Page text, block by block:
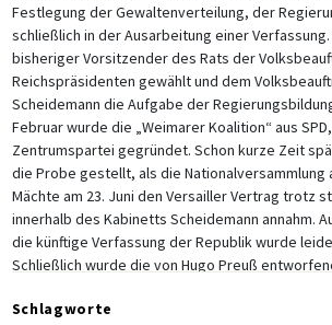
Festlegung der Gewaltenverteilung, der
schließlich in der Ausarbeitung einer
bisheriger Vorsitzender des Rats der
Reichspräsidenten gewählt und dem
Scheidemann die Aufgabe der
Februar wurde die „Weimarer Koalition“ aus SPD,
Zentrumspartei gegründet. Schon kurze Zeit
die Probe gestellt, als die Nationalversammlung
Mächte am 23. Juni den Versailler Vertrag trotz
innerhalb des Kabinetts Scheidemann annahm.
die künftige Verfassung der Republik wurde
Schließlich wurde die von Hugo Preuß
Verfassung am 31. Juli verabschiedet und am
Reichspräsident Ebert unterzeichnet. Dieses
Schlagworte